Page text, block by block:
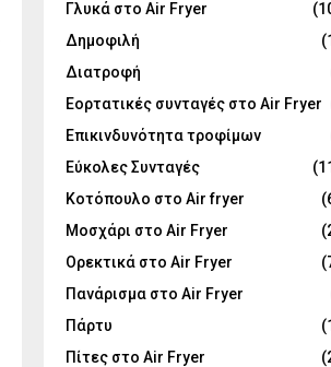
Γλυκά στο Air Fryer
Δημοφιλή
Διατροφή
Εορτατικές συνταγές στο Air Fryer
Επικινδυνότητα τροφίμων
Εύκολες Συνταγές
Κοτόπουλο στο Air fryer
Μοσχάρι στο Air Fryer
Ορεκτικά στο Air Fryer
Πανάρισμα στο Air Fryer
Πάρτυ
Πίτες στο Air Fryer